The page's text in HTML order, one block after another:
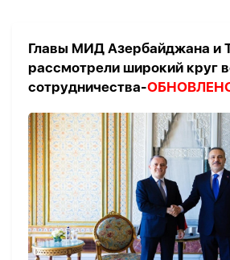
Главы МИД Азербайджана и
рассмотрели широкий круг
сотрудничества-